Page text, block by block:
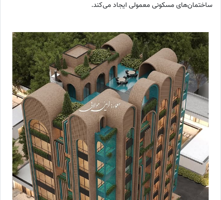
ساختمان‌های مسکونی معمولی ایجاد می‌کند.